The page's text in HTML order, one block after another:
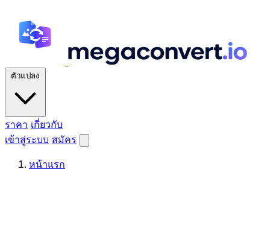
ตัวแปลง
ราคา เกี่ยวกับ
เข้าสู่ระบบ สมัคร
หน้าแรก